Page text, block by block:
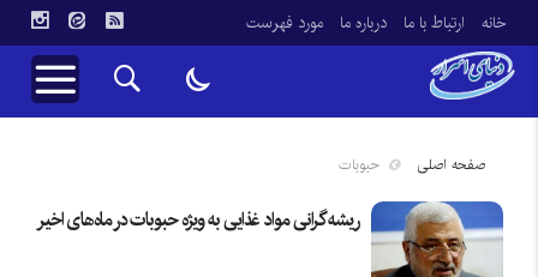
خانه ارتباط با ما درباره ما مورد فهرست
صفحه اصلی حبوبات
ریشه گرانی مواد غذایی به ویژه حبوبات در ماه‌های اخیر